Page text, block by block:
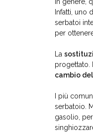
Infatti, uno
serbatoi
per
La
progettato.
cambio
I più
serbatoio.
gasolio,